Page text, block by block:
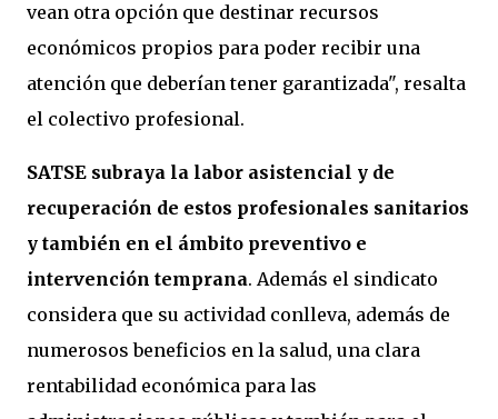
vean otra opción que destinar recursos
económicos propios para poder recibir una
atención que deberían tener garantizada", resalta
el colectivo profesional.
SATSE subraya la labor asistencial y de
recuperación de estos profesionales sanitarios
y también en el ámbito preventivo e
intervención temprana. Además el sindicato
considera que su actividad conlleva, además de
numerosos beneficios en la salud, una clara
rentabilidad económica para las